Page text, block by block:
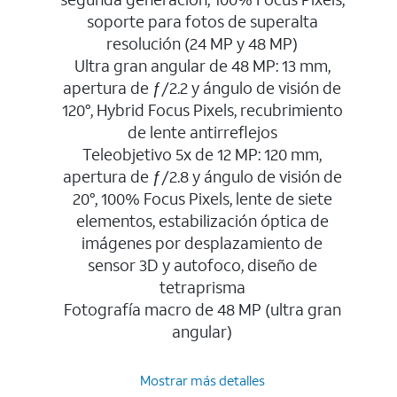
soporte para fotos de superalta
resolución (24 MP y 48 MP)
Ultra gran angular de 48 MP: 13 mm,
apertura de ƒ/2.2 y ángulo de visión de
120°, Hybrid Focus Pixels, recubrimiento
de lente antirreflejos
Teleobjetivo 5x de 12 MP: 120 mm,
apertura de ƒ/2.8 y ángulo de visión de
20°, 100% Focus Pixels, lente de siete
elementos, estabilización óptica de
imágenes por desplazamiento de
sensor 3D y autofoco, diseño de
tetraprisma
Fotografía macro de 48 MP (ultra gran
angular)
Mostrar más detalles